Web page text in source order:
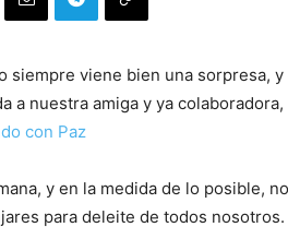
siempre viene bien una sorpresa,
a nuestra amiga y ya
con Paz
y en la medida de lo posible,
para deleite de todos nosotros.